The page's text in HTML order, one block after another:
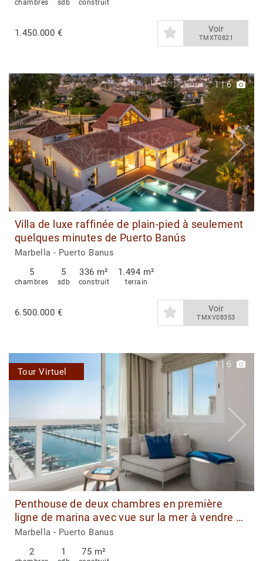
chambres sdb construit
1.450.000 € Voir
TMXT0821
1|6
Villa de luxe raffinée de plain-pied à seulement
quelques minutes de Puerto Banús
Marbella - Puerto Banus
5
chambres
5
sdb
336 m²
construit
1.494 m²
terrain
6.500.000 € Voir
TMXV08353
1| 6
Tour Virtuel
Penthouse de deux chambres en première
ligne de marina avec vue sur la mer à vendre à
Puerto Banús, Marbella
Marbella - Puerto Banus
2
1 75 m²